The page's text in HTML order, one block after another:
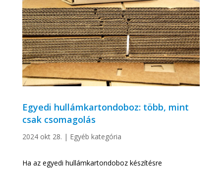
Egyedi hullámkartondoboz: több, mint
csak csomagolás
2024 okt 28. | Egyéb kategória
Ha az egyedi hullámkartondoboz készítésre